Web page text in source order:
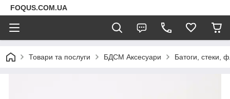
FOQUS.COM.UA
Товари та послуги БДСМ Аксесуари Батоги, стеки,